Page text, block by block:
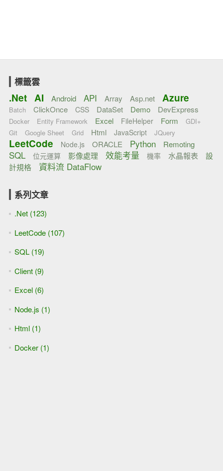
標籤雲
.Net AI Android API Array Asp.net Azure
Batch ClickOnce CSS DataSet Demo DevExpress
Docker Entity Framework Excel FileHelper Form
GDI+
Git
Google Sheet Grid Html JavaScript JQuery
LeetCode Node.js ORACLE Python Remoting
SQL 位元運算 影像處理 效能考量 機率 水晶報表
設
計規格
資料流 DataFlow
系列文章
.Net (123)
LeetCode (107)
SQL (19)
Client (9)
Excel (6)
Node.js (1)
Html (1)
Docker (1)